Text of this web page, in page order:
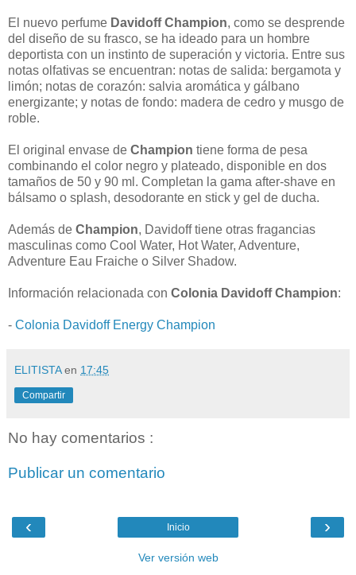
El nuevo perfume Davidoff Champion, como se desprende
del diseño de su frasco, se ha ideado para un hombre
deportista con un instinto de superación y victoria. Entre sus
notas olfativas se encuentran: notas de salida: bergamota y
limón; notas de corazón: salvia aromática y gálbano
energizante; y notas de fondo: madera de cedro y musgo de
roble.
El original envase de Champion tiene forma de pesa
combinando el color negro y plateado, disponible en dos
tamaños de 50 y 90 ml. Completan la gama after-shave en
bálsamo o splash, desodorante en stick y gel de ducha.
Además de Champion, Davidoff tiene otras fragancias
masculinas como Cool Water, Hot Water, Adventure,
Adventure Eau Fraiche o Silver Shadow.
Información relacionada con Colonia Davidoff Champion:
- Colonia Davidoff Energy Champion
ELITISTAen 17:45
Compartir
No hay comentarios :
Publicar un comentario
‹ ›
Inicio
Ver versión web